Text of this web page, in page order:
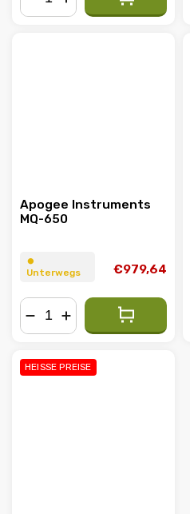
Apogee Instruments
MQ-650
⏺︎
Unterwegs
€979,64
HEISSE PREISE